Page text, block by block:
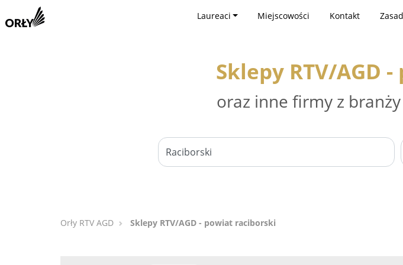
Laureaci Miejscowości Kontakt
Sklepy RTV/AGD
oraz inne firmy z
Orły RTV AGD Sklepy RTV/AGD - powiat raciborski